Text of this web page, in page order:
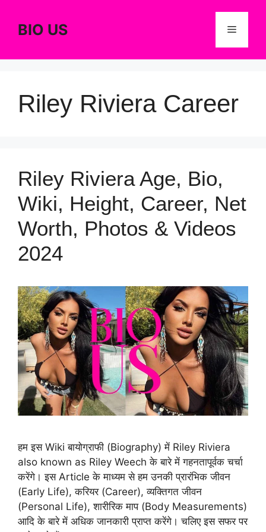
contentBIO US Menu
Riley Riviera Career
Riley Riviera Age, Bio,
Wiki, Height, Career, Net
Worth, Photos & Videos
2024
हम इस Wiki बायोग्राफी (Biography) में Riley Riviera
also known as Riley Weech के बारे में गहनतापूर्वक चर्चा
करेंगे। इस Article के माध्यम से हम उनकी प्रारंभिक जीवन
(Early Life), करियर (Career), व्यक्तिगत जीवन
(Personal Life), शारीरिक माप (Body Measurements)
आदि के बारे में अधिक जानकारी प्राप्त करेंगे। चलिए इस सफर पर